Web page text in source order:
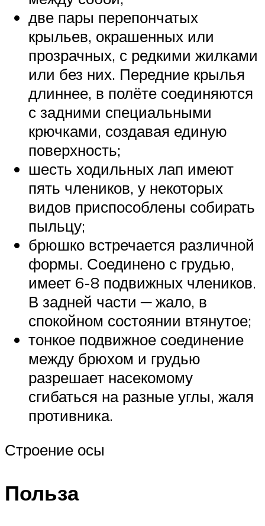
две пары перепончатых
крыльев, окрашенных или
прозрачных, с редкими жилками
или без них. Передние крылья
длиннее, в полёте соединяются
с задними специальными
крючками, создавая единую
поверхность;
шесть ходильных лап имеют
пять члеников, у некоторых
видов приспособлены собирать
пыльцу;
брюшко встречается различной
формы. Соединено с грудью,
имеет 6-8 подвижных члеников.
В задней части ─ жало, в
спокойном состоянии втянутое;
тонкое подвижное соединение
между брюхом и грудью
разрешает насекомому
сгибаться на разные углы, жаля
противника.
Строение осы
Польза